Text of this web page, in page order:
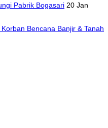
Pabrik Bogasari 20 Jan
Bencana Banjir & Tanah